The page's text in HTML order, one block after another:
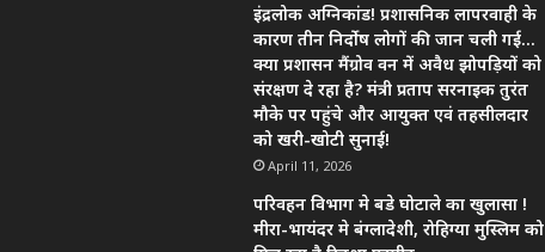
इंद्रलोक अग्निकांड! प्रशासनिक लापरवाही के
कारण तीन निर्दोष लोगों की जान चली गई…
क्या प्रशासन मैंग्रोव वन में अवैध झोपड़ियों को
संरक्षण दे रहा है? मंत्री प्रताप सरनाइक तुरंत
मौके पर पहुंचे और आयुक्त एवं तहसीलदार
को खरी-खोटी सुनाई!
April 11, 2026
परिवहन विभाग मे बडे घोटाले का खुलासा !
मीरा-भायंदर मे बंग्लादेशी, रोहिग्या मुस्लिम को